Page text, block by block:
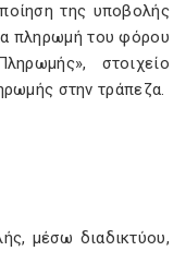
της υποβολής
πληρωμή του φόρου
στοιχείο
στην τράπεζα.
μέσω διαδικτύου,